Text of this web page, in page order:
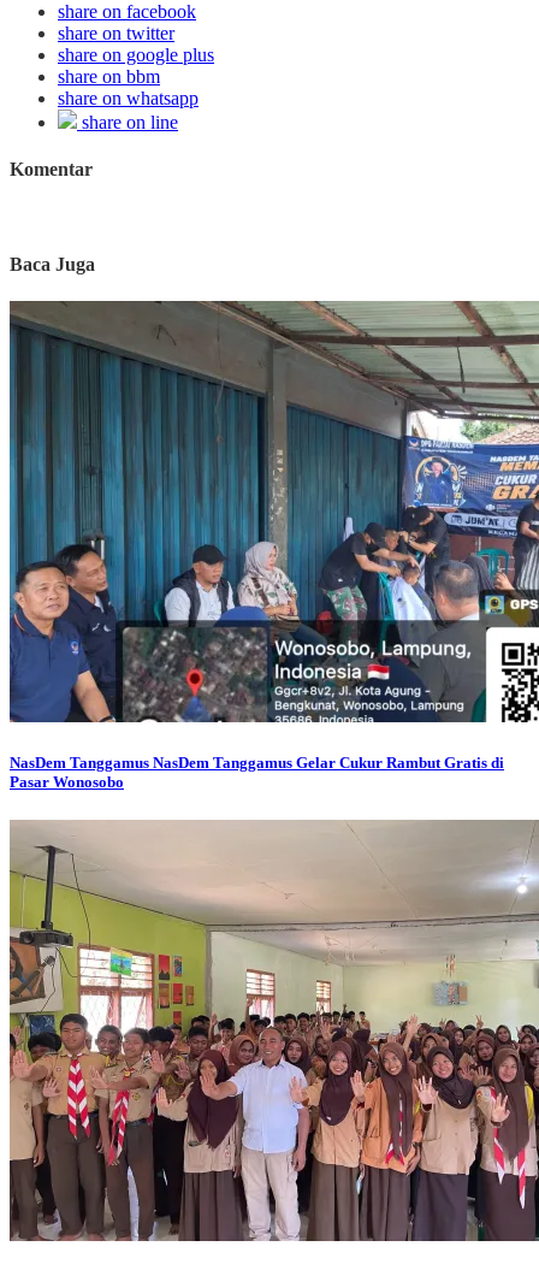
share on facebook
share on twitter
share on google plus
share on bbm
share on whatsapp
share on line
Komentar
Baca Juga
NasDem Tanggamus NasDem Tanggamus Gelar Cukur Rambut Gratis di
Pasar Wonosobo